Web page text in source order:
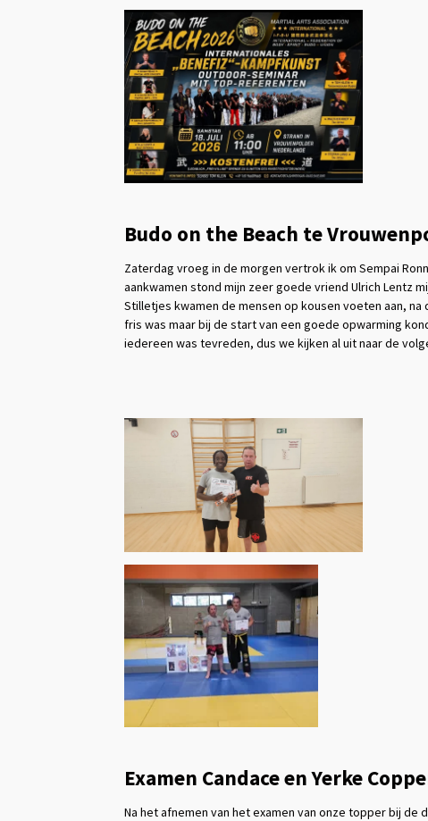
Budo on the Beach te
Zaterdag vroeg in de morgen vertrok ik om Sempai
aankwamen stond mijn zeer goede vriend Ulrich Lentz
Stilletjes kwamen de mensen op kousen voeten aan,
fris was maar bij de start van een goede opwarming
iedereen was tevreden, dus we kijken al uit naar de
Examen Candace en Yerke
Na het afnemen van het examen van onze topper bij